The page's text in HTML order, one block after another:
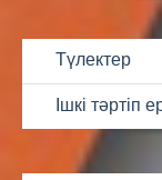
Түлектер
Ішкі тәртіп